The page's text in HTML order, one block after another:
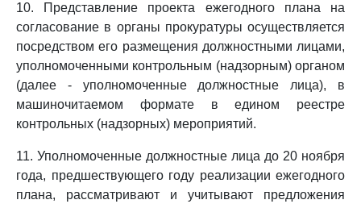
10. Представление проекта ежегодного плана на
согласование в органы прокуратуры осуществляется
посредством его размещения должностными лицами,
уполномоченными контрольным (надзорным) органом
(далее - уполномоченные должностные лица), в
машиночитаемом формате в едином реестре
контрольных (надзорных) мероприятий.
11. Уполномоченные должностные лица до 20 ноября
года, предшествующего году реализации ежегодного
плана, рассматривают и учитывают предложения